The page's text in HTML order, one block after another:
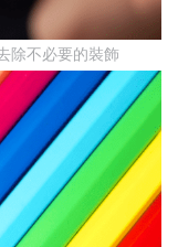
除不必要的裝飾